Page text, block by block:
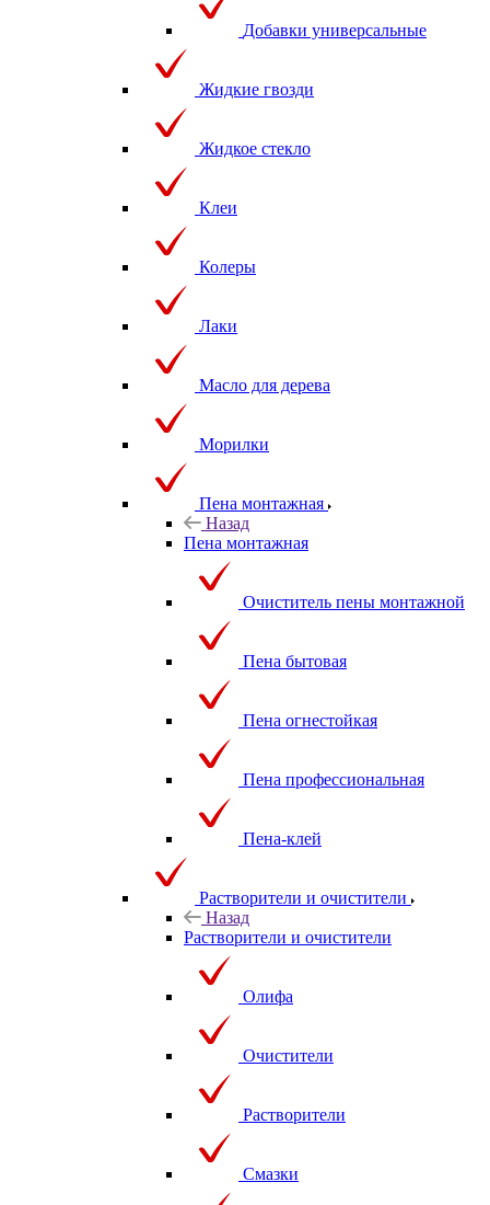
Добавки универсальные
Жидкие гвозди
Жидкое стекло
Клеи
Колеры
Лаки
Масло для дерева
Морилки
Пена монтажная
Назад
Пена монтажная
Очиститель пены монтажной
Пена бытовая
Пена огнестойкая
Пена профессиональная
Пена-клей
Растворители и очистители
Назад
Растворители и очистители
Олифа
Очистители
Растворители
Смазки